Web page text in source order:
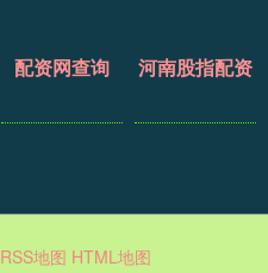
配资网查询 河南股指配资
RSS地图 HTML地图